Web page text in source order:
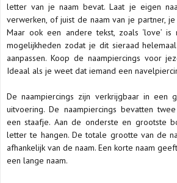
letter van je naam bevat. Laat je eigen
verwerken, of juist de naam van je partner,
Maar ook een andere tekst, zoals ‘love’
mogelijkheden zodat je dit sieraad
aanpassen. Koop de naampiercings voor
Ideaal als je weet dat iemand een
De naampiercings zijn verkrijgbaar in een
uitvoering. De naampiercings bevatten
een staafje. Aan de onderste en grootste
letter te hangen. De totale grootte van de
afhankelijk van de naam. Een korte naam
een lange naam.